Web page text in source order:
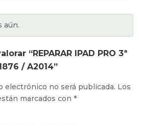
aún.
“REPARAR IPAD PRO 3ª
/ A2014”
electrónico no será publicada. Los
marcados con *